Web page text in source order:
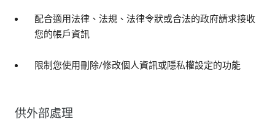
配合適用法律、法規、法律令狀或合法的政府請求接收
您的帳戶資訊
限制您使用刪除/修改個人資訊或隱私權設定的功能
供外部處理